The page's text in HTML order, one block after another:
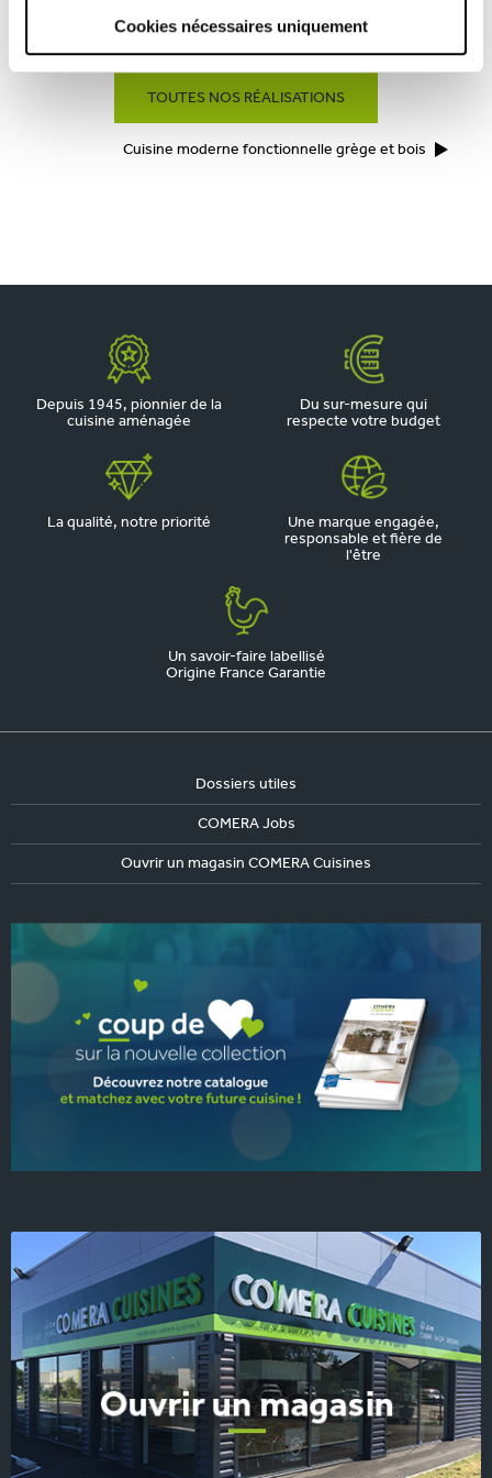
Cookies nécessaires uniquement
TOUTES NOS RÉALISATIONS
Cuisine moderne fonctionnelle grège et bois
Depuis 1945, pionnier de la
cuisine aménagée
Du sur-mesure qui
respecte votre budget
La qualité, notre priorité
Une marque engagée,
responsable et fière de
l'être
Un savoir-faire labellisé
Origine France Garantie
Dossiers utiles
COMERA Jobs
Ouvrir un magasin COMERA Cuisines